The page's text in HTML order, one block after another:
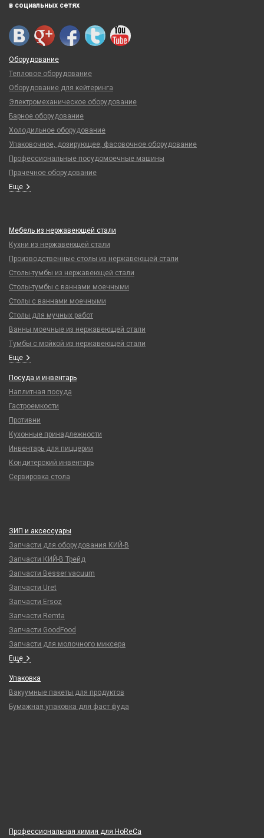
в социальных сетях
Оборудование
Тепловое оборудование
Оборудование для кейтеринга
Электромеханическое оборудование
Барное оборудование
Холодильное оборудование
Упаковочное, дозирующее, фасовочное оборудование
Профессиональные посудомоечные машины
Прачечное оборудование
Еще
Мебель из нержавеющей стали
Кухни из нержавеющей стали
Производственные столы из нержавеющей стали
Столы-тумбы из нержавеющей стали
Столы-тумбы с ваннами моечными
Столы с ваннами моечными
Столы для мучных работ
Ванны моечные из нержавеющей стали
Тумбы с мойкой из нержавеющей стали
Еще
Посуда и инвентарь
Наплитная посуда
Гастроемкости
Противни
Кухонные принадлежности
Инвентарь для пиццерии
Кондитерский инвентарь
Сервировка стола
ЗИП и аксессуары
Запчасти для оборудования КИЙ-В
Запчасти КИЙ-В Трейд
Запчасти Besser vacuum
Запчасти Uret
Запчасти Ersoz
Запчасти Remta
Запчасти GoodFood
Запчасти для молочного миксера
Еще
Упаковка
Вакуумные пакеты для продуктов
Бумажная упаковка для фаст фуда
Профессиональная химия для HoReCa